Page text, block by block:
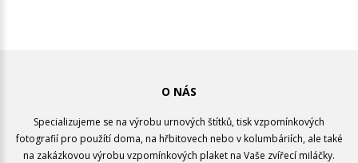
O NÁS
Specializujeme se na výrobu urnových štítků, tisk vzpomínkových
fotografií pro použítí doma, na hřbitovech nebo v kolumbáriích, ale také
na zakázkovou výrobu vzpomínkových plaket na Vaše zvířecí miláčky.